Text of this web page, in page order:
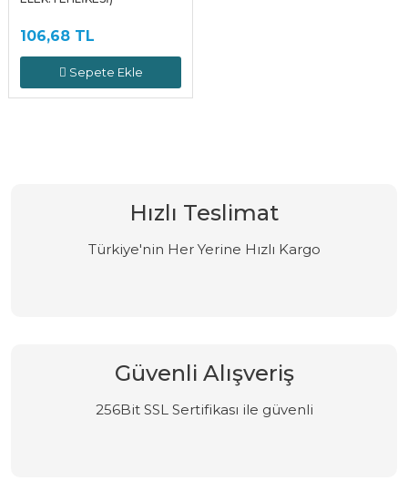
106,68 TL
Sepete Ekle
Hızlı Teslimat
Türkiye'nin Her Yerine Hızlı Kargo
Güvenli Alışveriş
256Bit SSL Sertifikası ile güvenli